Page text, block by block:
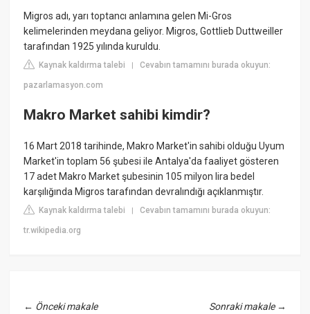
Migros adı, yarı toptancı anlamına gelen Mi-Gros
kelimelerinden meydana geliyor. Migros, Gottlieb Duttweiller
tarafından 1925 yılında kuruldu.
Kaynak kaldırma talebi |Cevabın tamamını burada okuyun:
pazarlamasyon.com
Makro Market sahibi kimdir?
16 Mart 2018 tarihinde, Makro Market'in sahibi olduğu Uyum
Market'in toplam 56 şubesi ile Antalya'da faaliyet gösteren
17 adet Makro Market şubesinin 105 milyon lira bedel
karşılığında Migros tarafından devralındığı açıklanmıştır.
Kaynak kaldırma talebi |Cevabın tamamını burada okuyun:
tr.wikipedia.org
← Önceki makale Sonraki makale→